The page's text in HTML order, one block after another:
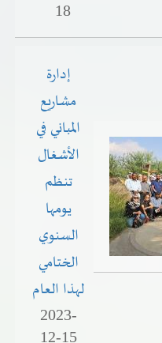
18
إدارة
مشاريع
المباني في
الأشغال
تنظم
يومها
السنوي
الختامي
لهذا العام
2023-
12-15